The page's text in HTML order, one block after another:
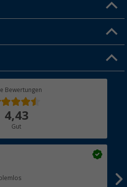
Bewertungen
4,43
Gut